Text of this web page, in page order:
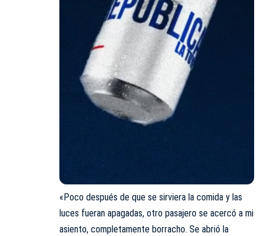
«Poco después de que se sirviera la comida y las
luces fueran apagadas, otro pasajero se acercó a mi
asiento, completamente borracho. Se abrió la